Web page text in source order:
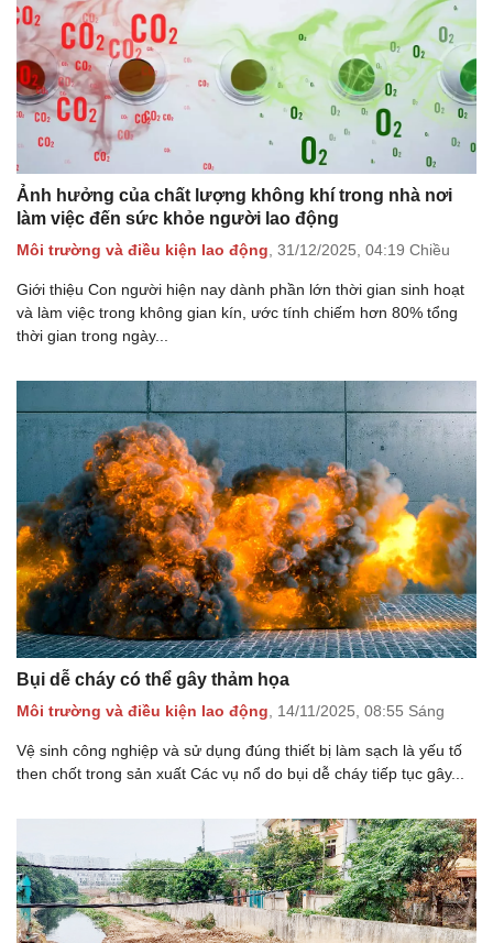
Ảnh hưởng của chất lượng không khí trong nhà nơi
làm việc đến sức khỏe người lao động
Môi trường và điều kiện lao động 31/12/2025, 04:19 Chiều
Giới thiệu Con người hiện nay dành phần lớn thời gian sinh hoạt
và làm việc trong không gian kín, ước tính chiếm hơn 80% tổng
thời gian trong ngày...
Bụi dễ cháy có thể gây thảm họa
Môi trường và điều kiện lao động 14/11/2025, 08:55 Sáng
Vệ sinh công nghiệp và sử dụng đúng thiết bị làm sạch là yếu tố
then chốt trong sản xuất Các vụ nổ do bụi dễ cháy tiếp tục gây...